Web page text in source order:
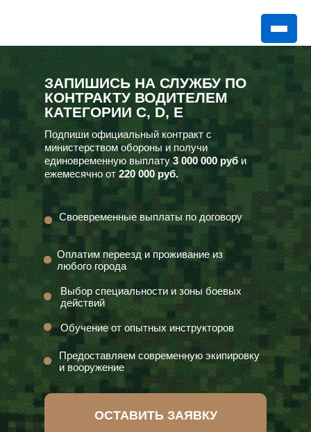
ЗАПИШИСЬ НА СЛУЖБУ ПО
КОНТРАКТУ ВОДИТЕЛЕМ
КАТЕГОРИИ С, D, E
Подпиши официальный контракт с
министерством обороны и получи
единовременную выплату3 000 000 руби
ежемесячно от 220 000 руб.
ОСТАВИТЬ ЗАЯВКУ
Оплатим переезд и проживание из
любого города
Предоставляем современную экипировку
и вооружение
Выбор специальности и зоны боевых
действий
Обучение от опытных инструкторов
Своевременные выплаты по договору